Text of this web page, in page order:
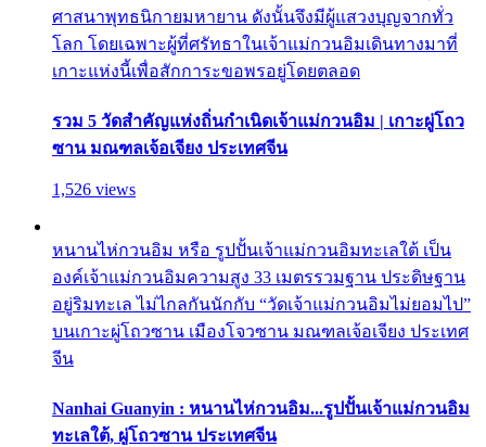
ศาสนาพุทธนิกายมหายาน ดังนั้นจึงมีผู้แสวงบุญจากทั่ว
โลก โดยเฉพาะผู้ที่ศรัทธาในเจ้าแม่กวนอิมเดินทางมาที่
เกาะแห่งนี้เพื่อสักการะขอพรอยู่โดยตลอด
รวม 5 วัดสำคัญแห่งถิ่นกำเนิดเจ้าแม่กวนอิม | เกาะผู่โถว
ซาน มณฑลเจ้อเจียง ประเทศจีน
1,526 views
หนานไห่กวนอิม หรือ รูปปั้นเจ้าแม่กวนอิมทะเลใต้ เป็น
องค์เจ้าแม่กวนอิมความสูง 33 เมตรรวมฐาน ประดิษฐาน
อยู่ริมทะเล ไม่ไกลกันนักกับ “วัดเจ้าแม่กวนอิมไม่ยอมไป”
บนเกาะผู่โถวซาน เมืองโจวซาน มณฑลเจ้อเจียง ประเทศ
จีน
Nanhai Guanyin : หนานไห่กวนอิม...รูปปั้นเจ้าแม่กวนอิม
ทะเลใต้, ผู่โถวซาน ประเทศจีน